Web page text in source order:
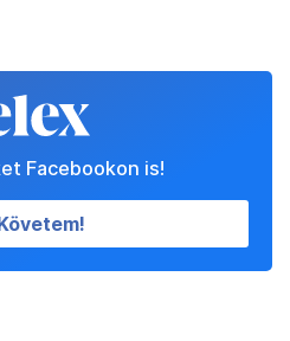
Facebookon is!